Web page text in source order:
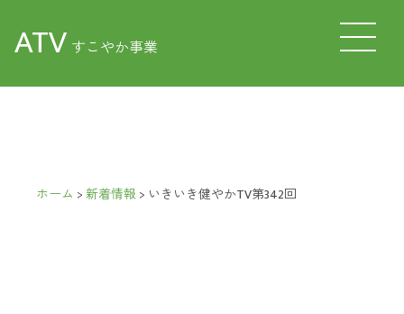
ATV すこやか事業
ホーム >新着情報> いきいき健やかTV第342回